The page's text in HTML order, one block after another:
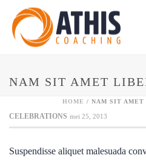
NAM SIT AMET
HOME / NAM SIT
CELEBRATIONS mei 25, 2013
Suspendisse aliquet malesuada